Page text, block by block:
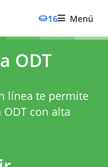
16 Menú
ODT
línea te permite
con alta